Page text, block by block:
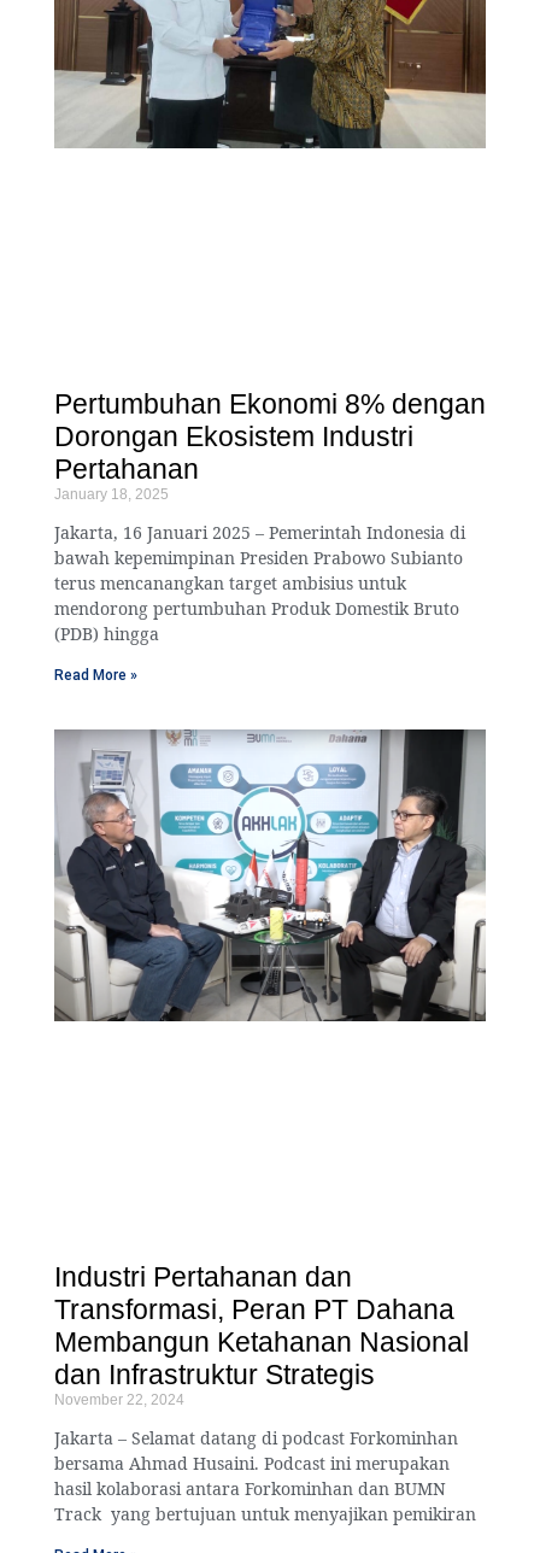
Pertumbuhan Ekonomi 8% dengan
Dorongan Ekosistem Industri
Pertahanan
January 18, 2025
Jakarta, 16 Januari 2025 – Pemerintah Indonesia di
bawah kepemimpinan Presiden Prabowo Subianto
terus mencanangkan target ambisius untuk
mendorong pertumbuhan Produk Domestik Bruto
(PDB) hingga
Read More »
Industri Pertahanan dan
Transformasi, Peran PT Dahana
Membangun Ketahanan Nasional
dan Infrastruktur Strategis
November 22, 2024
Jakarta – Selamat datang di podcast Forkominhan
bersama Ahmad Husaini. Podcast ini merupakan
hasil kolaborasi antara Forkominhan dan BUMN
Track yang bertujuan untuk menyajikan pemikiran